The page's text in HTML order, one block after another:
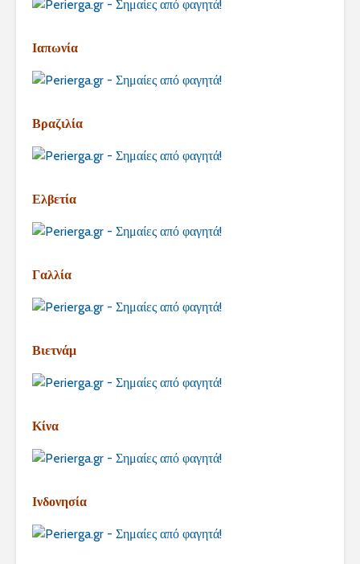
Ιαπωνία
Βραζιλία
Ελβετία
Γαλλία
Βιετνάμ
Κίνα
Ινδονησία